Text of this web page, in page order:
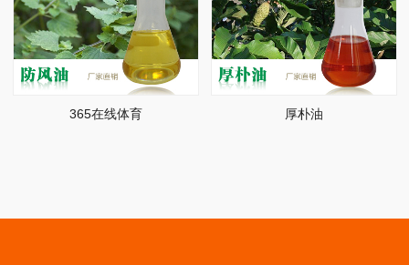
365在线体育 厚朴油